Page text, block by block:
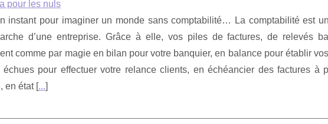
pour les nuls
instant pour imaginer un monde sans comptabilité… La comptabilité est
d’une entreprise. Grâce à elle, vos piles de factures, de relevés
comme par magie en bilan pour votre banquier, en balance pour établir
échues pour effectuer votre relance clients, en échéancier des factures à
en état [...]